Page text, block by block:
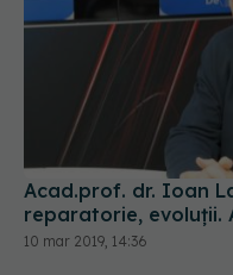
Acad.prof. dr. Ioan
reparatorie, evoluții.
10 mar 2019, 14:36